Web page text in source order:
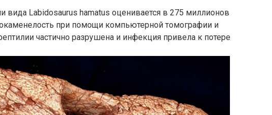
вида Labidosaurus hamatus оценивается в 275 миллионов
при помощи компьютерной томографии и
частично разрушена и инфекция привела к потере